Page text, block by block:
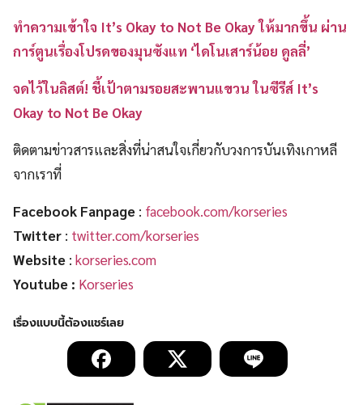
ทำความเข้าใจ It’s Okay to Not Be Okay ให้มากขึ้น ผ่าน
การ์ตูนเรื่องโปรดของมุนซังแท ‘ไดโนเสาร์น้อย ดูลลี่’
จดไว้ในลิสต์! ชี้เป้าตามรอยสะพานแขวน ในซีรีส์ It’s
Okay to Not Be Okay
ติดตามข่าวสารและสิ่งที่น่าสนใจเกี่ยวกับวงการบันเทิงเกาหลี
จากเราที่
Facebook Fanpage : facebook.com/korseries
Twitter : twitter.com/korseries
Website : korseries.com
Youtube : Korseries